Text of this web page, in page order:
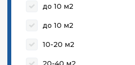
до 10 м2
до 10 м2
10-20 м2